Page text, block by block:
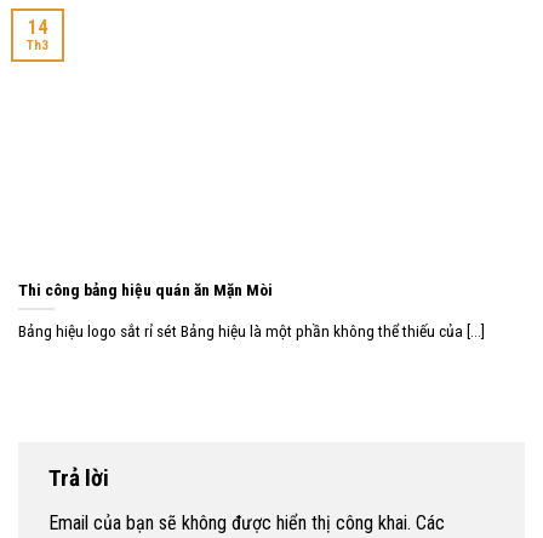
Thi công bảng hiệu quán ăn Mặn Mòi
Bảng hiệu logo sắt rỉ sét Bảng hiệu là một phần không thể thiếu của [...]
14
Th3
Trả lời
Email của bạn sẽ không được hiển thị công khai. Các